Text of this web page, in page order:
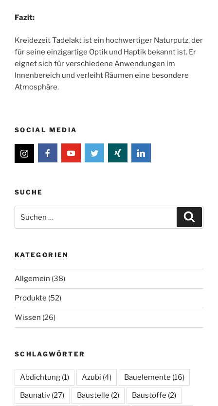
Fazit:
Kreidezeit Tadelakt ist ein hochwertiger Naturputz, der
für seine einzigartige Optik und Haptik bekannt ist. Er
eignet sich für verschiedene Anwendungen im
Innenbereich und verleiht Räumen eine besondere
Atmosphäre.
SOCIAL MEDIA
SUCHE
nach:
KATEGORIEN
Allgemein (38)
Produkte (52)
Wissen (26)
SCHLAGWÖRTER
Abdichtung (1) Azubi (4) Bauelemente (16)
Baunativ (27) Baustelle (2) Baustoffe (2)